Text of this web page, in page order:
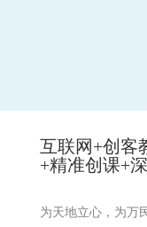
互联网+创客
+精准创课+
为天地立心，为万